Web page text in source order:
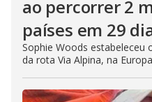
ao percorrer 2
países em 29
Sophie Woods estabeleceu
da rota Via Alpina, na Europa